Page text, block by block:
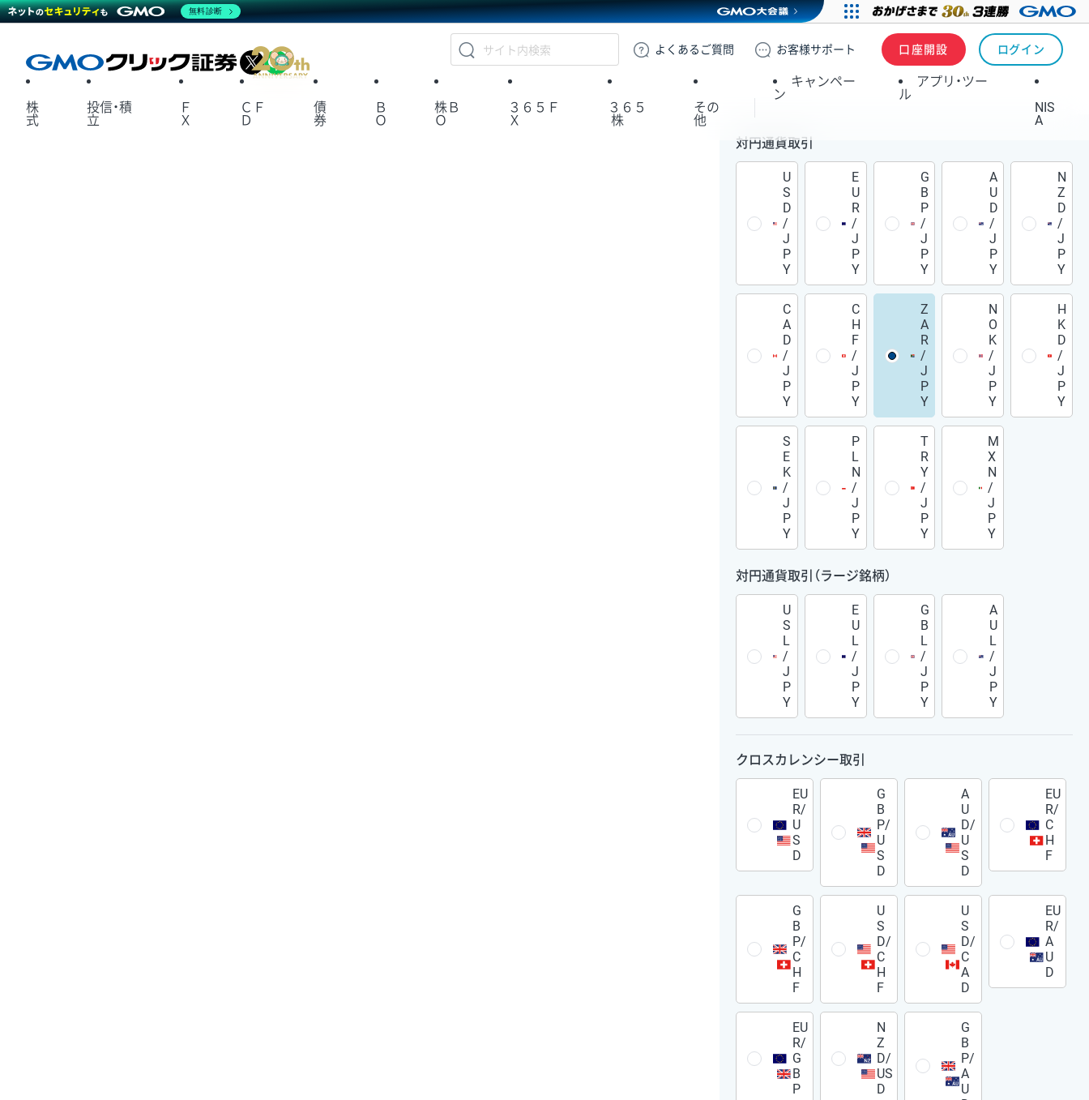
GMOクリック証券
よくある ご質問 お客様サポート 口座開設 ログイン
X
株
式
投信・積
立
Ｆ
Ｘ
ＣＦ
Ｄ
債
券
Ｂ
Ｏ
株Ｂ
Ｏ
３６５Ｆ
Ｘ
３６５
株
その
他
キャンペー
ン
アプリ・ツー
ル
NIS
A
対円通貨取引
U
S
D
/
J
P
Y
E
U
R
/
J
P
Y
G
B
P
/
J
P
Y
A
U
D
/
J
P
Y
N
Z
D
/
J
P
Y
C
A
D
/
J
P
Y
C
H
F
/
J
P
Y
Z
A
R
/
J
P
Y
N
O
K
/
J
P
Y
H
K
D
/
J
P
Y
S
E
K
/
J
P
Y
P
L
N
/
J
P
Y
T
R
Y
/
J
P
Y
M
X
N
/
J
P
Y
対円通貨取引（ラージ銘柄）
U
S
L
/
J
P
Y
E
U
L
/
J
P
Y
G
B
L
/
J
P
Y
A
U
L
/
J
P
Y
クロスカレンシー取引
EU
R/
U
S
D
G
B
P/
U
S
D
A
U
D/
U
S
D
EU
R/
C
H
F
G
B
P/
C
H
F
U
S
D/
C
H
F
U
S
D/
C
A
D
EU
R/
A
U
D
EU
R/
G
B
P
N
Z
D/
US
D
G
B
P/
A
U
無料診断